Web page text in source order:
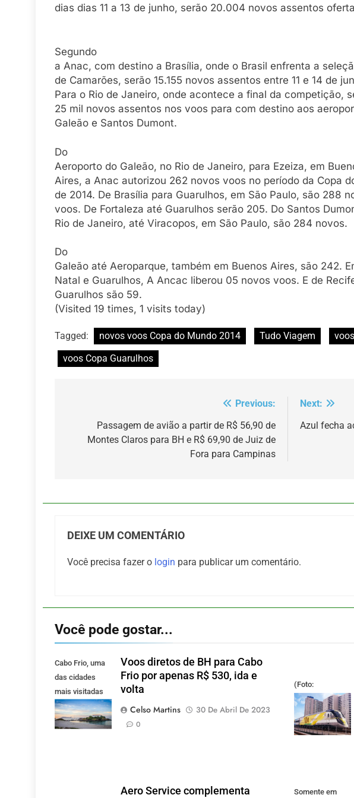
dias dias 11 a 13 de junho, serão 20.004 novos assentos
Segundo
a Anac, com destino a Brasília, onde o Brasil enfrenta a
de Camarões, serão 15.155 novos assentos entre 11 e 14 de
Para o Rio de Janeiro, onde acontece a final da competição,
25 mil novos assentos nos voos para com destino aos
Galeão e Santos Dumont.
Do
Aeroporto do Galeão, no Rio de Janeiro, para Ezeiza, em
Aires, a Anac autorizou 262 novos voos no período da Copa
de 2014. De Brasília para Guarulhos, em São Paulo, são 288
voos. De Fortaleza até Guarulhos serão 205. Do Santos
Rio de Janeiro, até Viracopos, em São Paulo, são 284 novos.
Do
Galeão até Aeroparque, também em Buenos Aires, são 242.
Natal e Guarulhos, A Ancac liberou 05 novos voos. E de
Guarulhos são 59.
(Visited 19 times, 1 visits today)
Tagged: novos voos Copa do Mundo 2014 Tudo Viagem
voos Copa Guarulhos
Previous:
Passagem de avião a partir de R$ 56,90 de
Montes Claros para BH e R$ 69,90 de Juiz de
Fora para Campinas
Next:
Azul fecha
DEIXE UM COMENTÁRIO
Você precisa fazer o login para publicar um comentário.
Você pode gostar...
Cabo Frio, uma
das cidades
mais visitadas
pelos mineiros.
(Foto: Pixabay).
Voos diretos de BH para Cabo
Frio por apenas R$ 530, ida e
volta
Celso Martins
30 De Abril De 2023
0
(Foto:
divulgação)
Aero Service complementa
Somente em